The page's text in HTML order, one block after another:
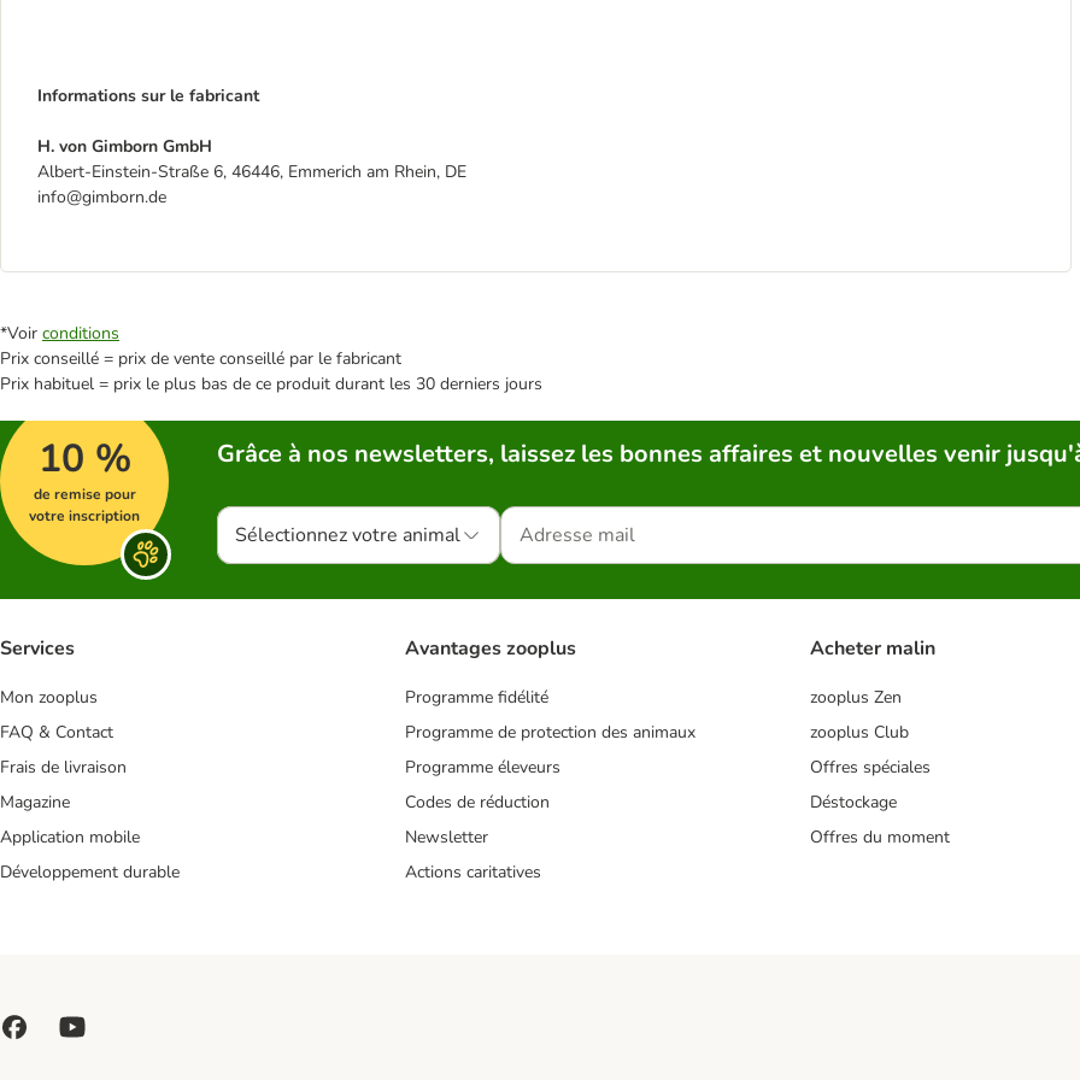
Informations sur le fabricant
H. von Gimborn GmbH
Albert-Einstein-Straße 6, 46446, Emmerich am Rhein, DE
info@gimborn.de
*Voir conditions
Prix conseillé = prix de vente conseillé par le fabricant
Prix habituel = prix le plus bas de ce produit durant les 30 derniers jours
10 %
de remise pour
votre inscription
Grâce à nos newsletters, laissez les bonnes affaires et nouvelles venir
Sélectionnez votre animal
Services
Mon zooplus
FAQ & Contact
Frais de livraison
Magazine
Application mobile
Développement durable
Avantages zooplus
Programme fidélité
Programme de protection des animaux
Programme éleveurs
Codes de réduction
Newsletter
Actions caritatives
Acheter malin
zooplus Zen
zooplus Club
Offres spéciales
Déstockage
Offres du moment